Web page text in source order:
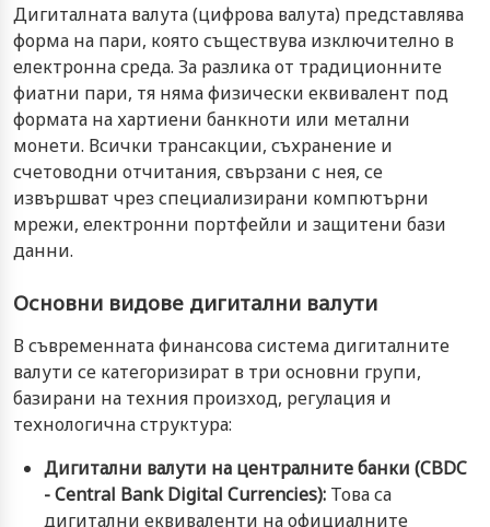
Дигиталната валута (цифрова валута) представлява
форма на пари, която съществува изключително в
електронна среда. За разлика от традиционните
фиатни пари, тя няма физически еквивалент под
формата на хартиени банкноти или метални
монети. Всички трансакции, съхранение и
счетоводни отчитания, свързани с нея, се
извършват чрез специализирани компютърни
мрежи, електронни портфейли и защитени бази
данни.
Основни видове дигитални валути
В съвременната финансова система дигиталните
валути се категоризират в три основни групи,
базирани на техния произход, регулация и
технологична структура:
Дигитални валути на централните банки (CBDC
- Central Bank Digital Currencies): Това са
дигитални еквиваленти на официалните